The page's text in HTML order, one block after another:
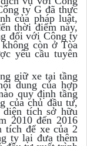
ty G đã thực
của pháp luật,
thời điểm này,
đối với Công ty
còn ở Tòa
yêu cầu tuyên
giữ xe tại tầng
dung của hợp
quy định tầng
của chủ đầu tư,
tích sở hữu
2010 đến 2016
tích để xe của 2
ty lại đưa thêm